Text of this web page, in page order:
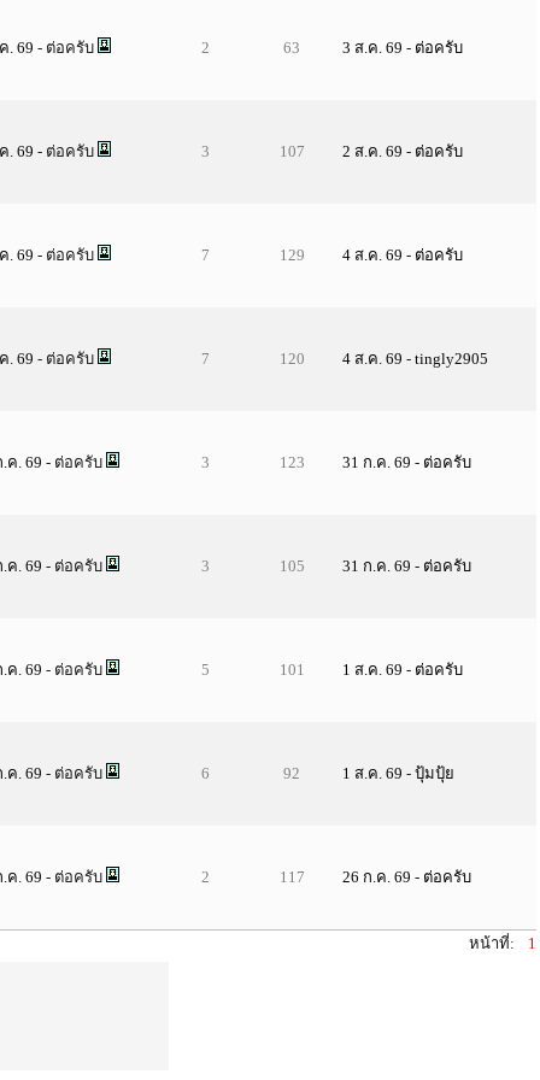
. 69 - ต่อครับ 2 63 3 ส.ค. 69 - ต่อครับ
. 69 - ต่อครับ 3 107 2 ส.ค. 69 - ต่อครับ
. 69 - ต่อครับ 7 129 4 ส.ค. 69 - ต่อครับ
. 69 - ต่อครับ 7 120 4 ส.ค. 69 - tingly2905
ค. 69 - ต่อครับ 3 123 31 ก.ค. 69 - ต่อครับ
ค. 69 - ต่อครับ 3 105 31 ก.ค. 69 - ต่อครับ
ค. 69 - ต่อครับ 5 101 1 ส.ค. 69 - ต่อครับ
ค. 69 - ต่อครับ 6 92 1 ส.ค. 69 - ปุ้มปุ้ย
ค. 69 - ต่อครับ 2 117 26 ก.ค. 69 - ต่อครับ
หน้าที่: 1